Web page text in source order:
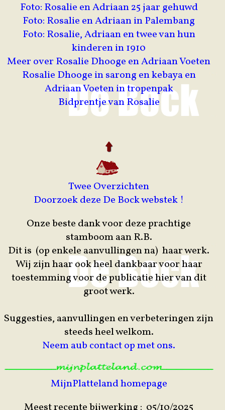
Foto: Rosalie en Adriaan 25 jaar gehuwd
Foto: Rosalie en Adriaan in Palembang
Foto: Rosalie, Adriaan en twee van hun
kinderen in 1910
Meer over Rosalie Dhooge en Adriaan Voeten
Rosalie Dhooge in sarong en kebaya en
Adriaan Voeten in tropenpak
Bidprentje van Rosalie
Twee Overzichten
Doorzoek deze De Bock webstek !
Onze beste dank voor deze prachtige
stamboom aan R.B.
Dit is (op enkele aanvullingen na) haar werk.
Wij zijn haar ook heel dankbaar voor haar
toestemming voor de publicatie hier van dit
groot werk.
Suggesties, aanvullingen en verbeteringen zijn
steeds heel welkom.
Neem aub contact op met ons.
MijnPlatteland homepage